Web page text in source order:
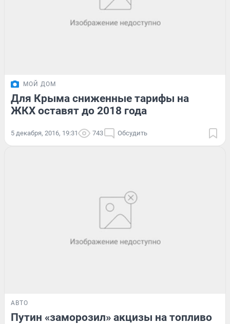
МОЙ ДОМ
Для Крыма сниженные тарифы на
ЖКХ оставят до 2018 года
5 декабря, 2016, 19:31 743 Обсудить
АВТО
Путин «заморозил» акцизы на топливо